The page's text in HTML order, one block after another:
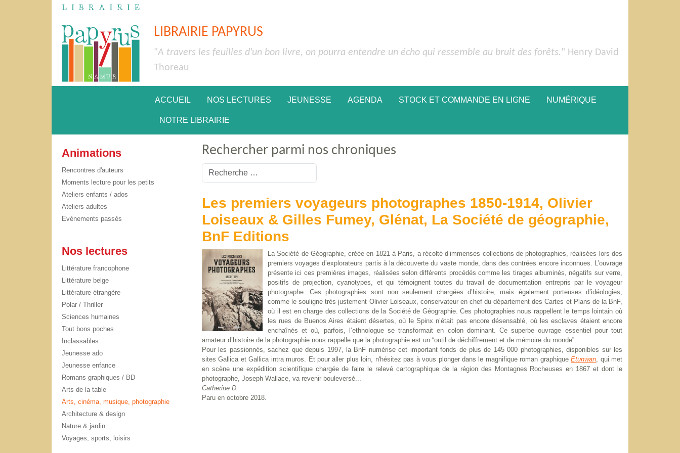
LIBRAIRIE PAPYRUS
"A travers les feuilles d'un bon livre, on pourra entendre un écho qui ressemble au bruit des forêts. " Henry David
Thoreau
ACCUEIL NOS LECTURES JEUNESSE AGENDA STOCK ET COMMANDE EN LIGNE NUMÉRIQUE
NOTRE LIBRAIRIE
Animations
Rencontres d'auteurs
Moments lecture pour les petits
Ateliers enfants / ados
Ateliers adultes
Evènements passés
Nos lectures
Littérature francophone
Littérature belge
Littérature étrangère
Polar / Thriller
Sciences humaines
Tout bons poches
Inclassables
Jeunesse ado
Jeunesse enfance
Romans graphiques / BD
Arts de la table
Arts, cinéma, musique, photographie
Architecture & design
Nature & jardin
Voyages, sports, loisirs
Rechercher parmi nos chroniques
Valider
Les premiers voyageurs photographes 1850-1914, Olivier
Loiseaux & Gilles Fumey, Glénat, La Société de géographie,
BnF Editions
La Société de Géographie, créée en 1821 à Paris, a récolté d’immenses collections de photographies, réalisées lors des
premiers voyages d’explorateurs partis à la découverte du vaste monde, dans des contrées encore inconnues. L’ouvrage
présente ici ces premières images, réalisées selon différents procédés comme les tirages albuminés, négatifs sur verre,
positifs de projection, cyanotypes, et qui témoignent toutes du travail de documentation entrepris par le voyageur
photographe. Ces photographies sont non seulement chargées d’histoire, mais également porteuses d’idéologies,
comme le souligne très justement Olivier Loiseaux, conservateur en chef du département des Cartes et Plans de la BnF,
où il est en charge des collections de la Société de Géographie. Ces photographies nous rappellent le temps lointain où
les rues de Buenos Aires étaient désertes, où le Spinx n’était pas encore désensablé, où les esclaves étaient encore
enchaînés et où, parfois, l’ethnologue se transformait en colon dominant. Ce superbe ouvrage essentiel pour tout
amateur d’histoire de la photographie nous rappelle que la photographie est un “outil de déchiffrement et de mémoire du monde”.
Pour les passionnés, sachez que depuis 1997, la BnF numérise cet important fonds de plus de 145 000 photographies, disponibles sur les
sites Gallica et Gallica intra muros. Et pour aller plus loin, n'hésitez pas à vous plonger dans le magnifique roman graphiqueEtunwan, qui met
en scène une expédition scientifique chargée de faire le relevé cartographique de la région des Montagnes Rocheuses en 1867 et dont le
photographe, Joseph Wallace, va revenir bouleversé...
Catherine D.
Paru en octobre 2018.